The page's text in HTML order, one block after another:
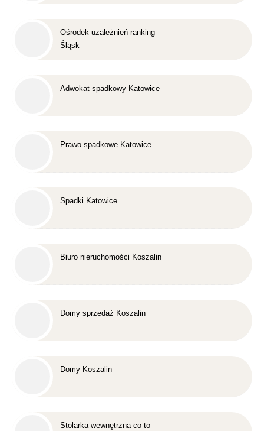
Ośrodek uzależnień ranking
Śląsk
Adwokat spadkowy Katowice
Prawo spadkowe Katowice
Spadki Katowice
Biuro nieruchomości Koszalin
Domy sprzedaż Koszalin
Domy Koszalin
Stolarka wewnętrzna co to